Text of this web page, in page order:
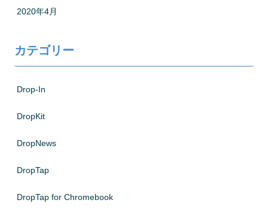
2020年4月
カテゴリー
Drop-In
DropKit
DropNews
DropTap
DropTap for Chromebook